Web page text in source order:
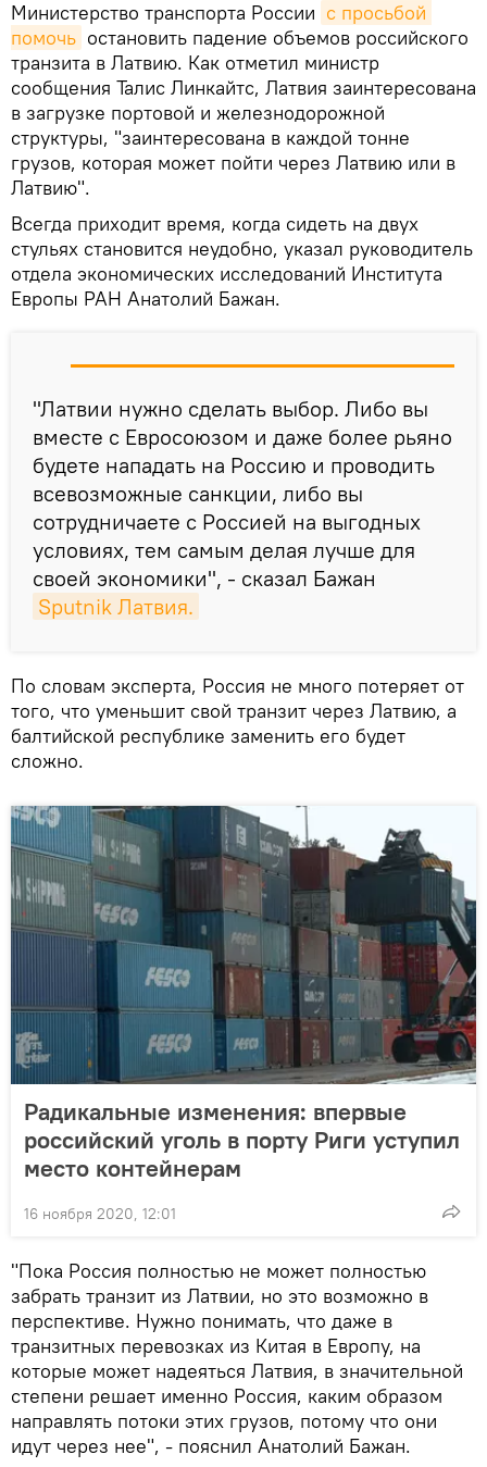
Министерство транспорта России с просьбой
помочь остановить падение объемов российского
транзита в Латвию. Как отметил министр
сообщения Талис Линкайтс, Латвия заинтересована
в загрузке портовой и железнодорожной
структуры, "заинтересована в каждой тонне
грузов, которая может пойти через Латвию или в
Латвию".
Всегда приходит время, когда сидеть на двух
стульях становится неудобно, указал руководитель
отдела экономических исследований Института
Европы РАН Анатолий Бажан.
"Латвии нужно сделать выбор. Либо вы
вместе с Евросоюзом и даже более рьяно
будете нападать на Россию и проводить
всевозможные санкции, либо вы
сотрудничаете с Россией на выгодных
условиях, тем самым делая лучше для
своей экономики", - сказал Бажан
Sputnik Латвия.
По словам эксперта, Россия не много потеряет от
того, что уменьшит свой транзит через Латвию, а
балтийской республике заменить его будет
сложно.
Радикальные изменения: впервые
российский уголь в порту Риги уступил
место контейнерам
16 ноября 2020, 12:01
"Пока Россия полностью не может полностью
забрать транзит из Латвии, но это возможно в
перспективе. Нужно понимать, что даже в
транзитных перевозках из Китая в Европу, на
которые может надеяться Латвия, в значительной
степени решает именно Россия, каким образом
направлять потоки этих грузов, потому что они
идут через нее", - пояснил Анатолий Бажан.